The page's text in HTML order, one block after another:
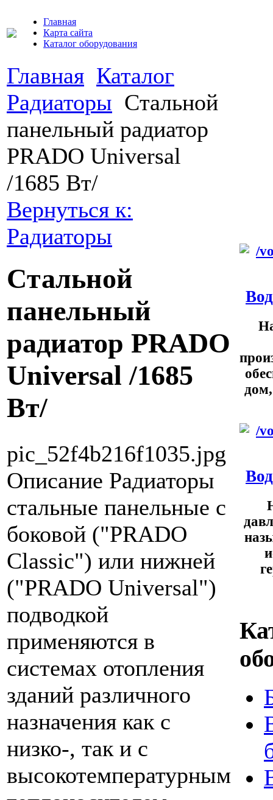
Главная
Карта сайта
Каталог оборудования
Главная Каталог
Радиаторы Cтальной
панельный радиатор
PRADO Universal
/1685 Вт/
Вернуться к:
Радиаторы
Cтальной
панельный
радиатор PRADO
Universal /1685
Вт/
pic_52f4b216f1035.jpg
Описание Радиаторы
стальные панельные с
боковой ("PRADO
Classic") или нижней
("PRADO Universal")
подводкой
применяются в
системах отопления
зданий различного
назначения как с
низко-, так и с
высокотемпературным